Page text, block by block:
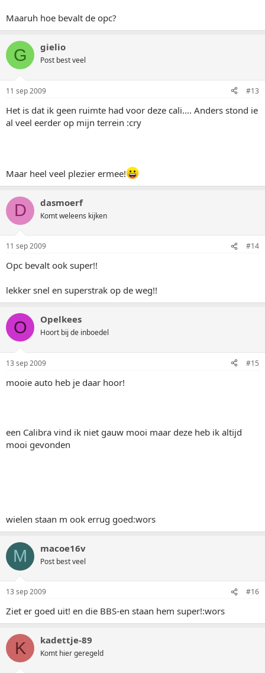
Maaruh hoe bevalt de opc?
G gielio
Post best veel
11 sep 2009 #13
Het is dat ik geen ruimte had voor deze cali.... Anders stond ie
al veel eerder op mijn terrein :cry
Maar heel veel plezier ermee!
D dasmoerf
Komt weleens kijken
11 sep 2009 #14
Opc bevalt ook super!!
lekker snel en superstrak op de weg!!
O Opelkees
Hoort bij de inboedel
13 sep 2009 #15
mooie auto heb je daar hoor!
een Calibra vind ik niet gauw mooi maar deze heb ik altijd
mooi gevonden
wielen staan m ook errug goed:wors
M macoe16v
Post best veel
13 sep 2009 #16
Ziet er goed uit! en die BBS-en staan hem super!:wors
K kadettje-89
Komt hier geregeld